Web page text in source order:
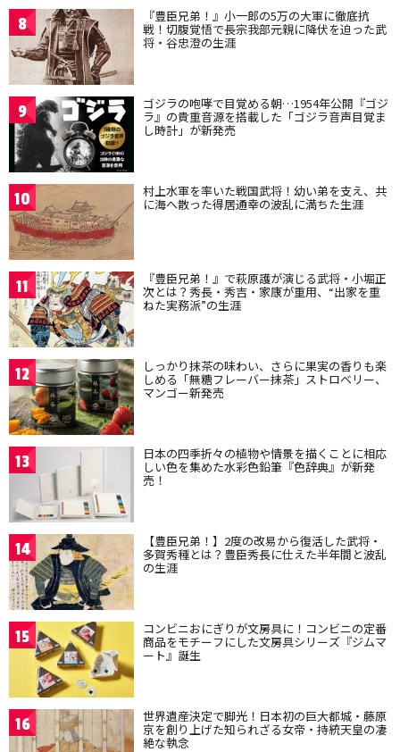
8 『豊臣兄弟！』小一郎の5万の大軍に徹底抗
戦！切腹覚悟で長宗我部元親に降伏を迫った武
将・谷忠澄の生涯
9 ゴジラの咆哮で目覚める朝…1954年公開『ゴジ
ラ』の貴重音源を搭載した「ゴジラ音声目覚ま
し時計」が新発売
10 村上水軍を率いた戦国武将！幼い弟を支え、共
に海へ散った得居通幸の波乱に満ちた生涯
11 『豊臣兄弟！』で萩原護が演じる武将・小堀正
次とは？秀長・秀吉・家康が重用、“出家を重
ねた実務派”の生涯
12 しっかり抹茶の味わい、さらに果実の香りも楽
しめる「無糖フレーバー抹茶」ストロベリー、
マンゴー新発売
13 日本の四季折々の植物や情景を描くことに相応
しい色を集めた水彩色鉛筆『色辞典』が新発
売！
14 【豊臣兄弟！】2度の改易から復活した武将・
多賀秀種とは？豊臣秀長に仕えた半年間と波乱
の生涯
15 コンビニおにぎりが文房具に！コンビニの定番
商品をモチーフにした文房具シリーズ『ジムマ
ート』誕生
16 世界遺産決定で脚光！日本初の巨大都城・藤原
京を創り上げた知られざる女帝・持統天皇の凄
絶な執念